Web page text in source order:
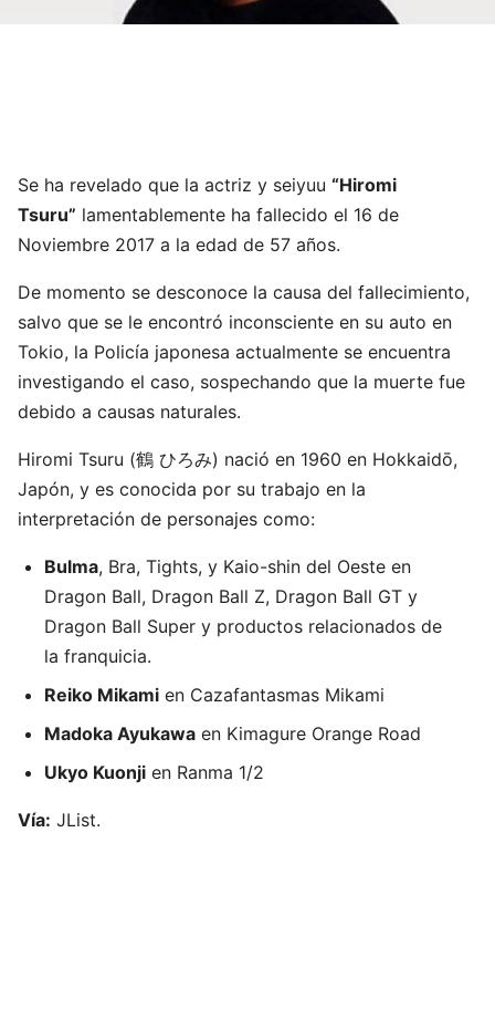
Se ha revelado que la actriz y seiyuu “Hiromi
Tsuru” lamentablemente ha fallecido el 16 de
Noviembre 2017 a la edad de 57 años.
De momento se desconoce la causa del fallecimiento,
salvo que se le encontró inconsciente en su auto en
Tokio, la Policía japonesa actualmente se encuentra
investigando el caso, sospechando que la muerte fue
debido a causas naturales.
Hiromi Tsuru (鶴 ひろみ) nació en 1960 en Hokkaidō,
Japón, y es conocida por su trabajo en la
interpretación de personajes como:
Bulma, Bra, Tights, y Kaio-shin del Oeste en
Dragon Ball, Dragon Ball Z, Dragon Ball GT y
Dragon Ball Super y productos relacionados de
la franquicia.
Reiko Mikami en Cazafantasmas Mikami
Madoka Ayukawa en Kimagure Orange Road
Ukyo Kuonji en Ranma 1/2
Vía: JList.